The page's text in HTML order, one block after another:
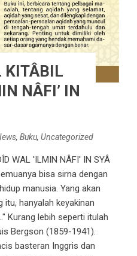
KITÂBIL
NÂFI’ IN
, Buku, Uncategorized
WAL 'ILMIN NÂFI' IN SYÂ
bisa sirna dengan
manusia. Yang akan
hanyalah keyakinan
Kurang lebih seperti itulah
Bergson (1859-1941).
basteran Inggris dan